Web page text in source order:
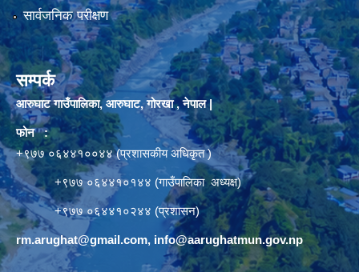
सार्वजनिक परीक्षण
सम्पर्क
आरुघाट गाउँपालिका, आरुघाट, गोरखा , नेपाल |
फोन :
+९७७ ०६४४१००४४ (प्रशासकीय अधिकृत )
+९७७ ०६४४१०१४४ (गाउँपालिका अध्यक्ष)
+९७७ ०६४४१०२४४ (प्रशासन)
rm.arughat@gmail.com, info@aarughatmun.gov.np